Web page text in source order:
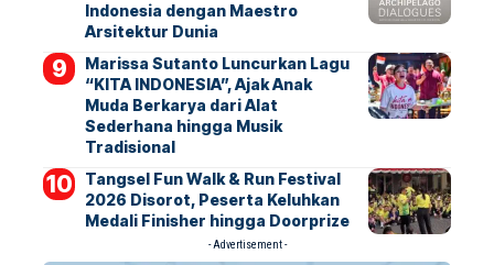
Indonesia dengan Maestro
Arsitektur Dunia
Marissa Sutanto Luncurkan Lagu
“KITA INDONESIA”, Ajak Anak
Muda Berkarya dari Alat
Sederhana hingga Musik
Tradisional
Tangsel Fun Walk & Run Festival
2026 Disorot, Peserta Keluhkan
Medali Finisher hingga Doorprize
- Advertisement -